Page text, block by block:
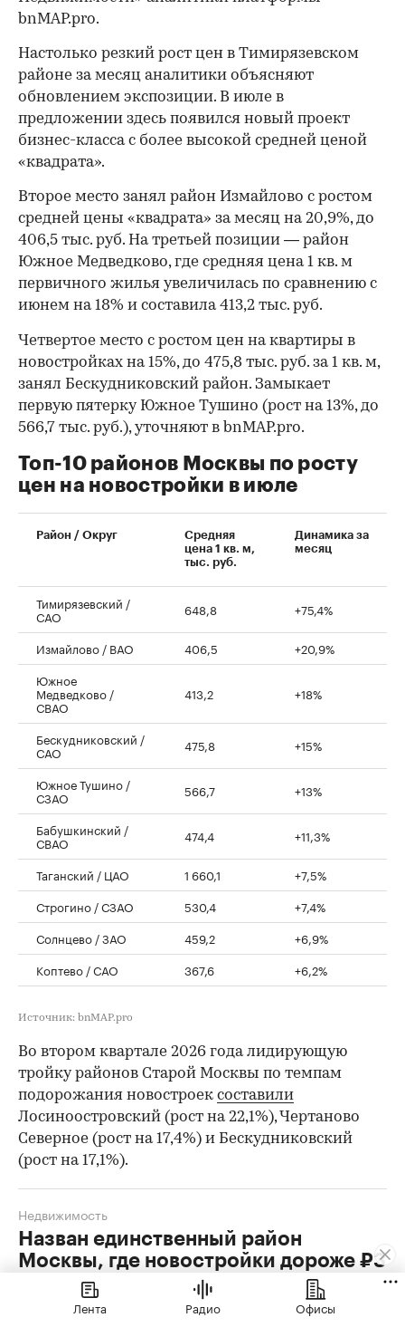
bnMAP.pro.
Настолько резкий рост цен в Тимирязевском
районе за месяц аналитики объясняют
обновлением экспозиции. В июле в
предложении здесь появился новый проект
бизнес-класса с более высокой средней ценой
«квадрата».
Второе место занял район Измайлово с ростом
средней цены «квадрата» за месяц на 20,9%, до
406,5 тыс. руб. На третьей позиции — район
Южное Медведково, где средняя цена 1 кв. м
первичного жилья увеличилась по сравнению с
июнем на 18% и составила 413,2 тыс. руб.
00:00 / 00:00
Четвертое место с ростом цен на квартиры в
новостройках на 15%, до 475,8 тыс. руб. за 1 кв. м,
занял Бескудниковский район. Замыкает
первую пятерку Южное Тушино (рост на 13%, до
566,7 тыс. руб.), уточняют в bnMAP.pro.
Топ-10 районов Москвы по росту
цен на новостройки в июле
Район / Округ
Средняя
цена 1 кв. м,
тыс. руб.
Динамика за
месяц
Тимирязевский /
САО 648,8 +75,4%
Измайлово / ВАО 406,5
+20,9%
Южное
Медведково /
СВАО
413,2 +18%
Бескудниковский /
САО 475,8 +15%
Южное Тушино /
СЗАО 566,7 +13%
Бабушкинский /
СВАО 474,4 +11,3%
Таганский / ЦАО 1 660,1
+7,5%
Строгино / СЗАО
530,4
+7,4%
Солнцево / ЗАО
459,2
+6,9%
Коптево / САО
367,6 +6,2%
Источник: bnMAP.pro
Во втором квартале 2026 года лидирующую
тройку районов Старой Москвы по темпам
подорожания новостроек составили
Лосиноостровский (рост на 22,1%), Чертаново
Северное (рост на 17,4%) и Бескудниковский
(рост на 17,1%).
Назван единственный район
Москвы, где новостройки дороже ₽3
млн за кв. м
Недвижимость
Лента Радио Офисы